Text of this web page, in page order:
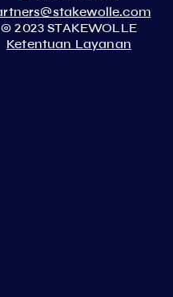
© 2023 STAKEWOLLE
Ketentuan Layanan